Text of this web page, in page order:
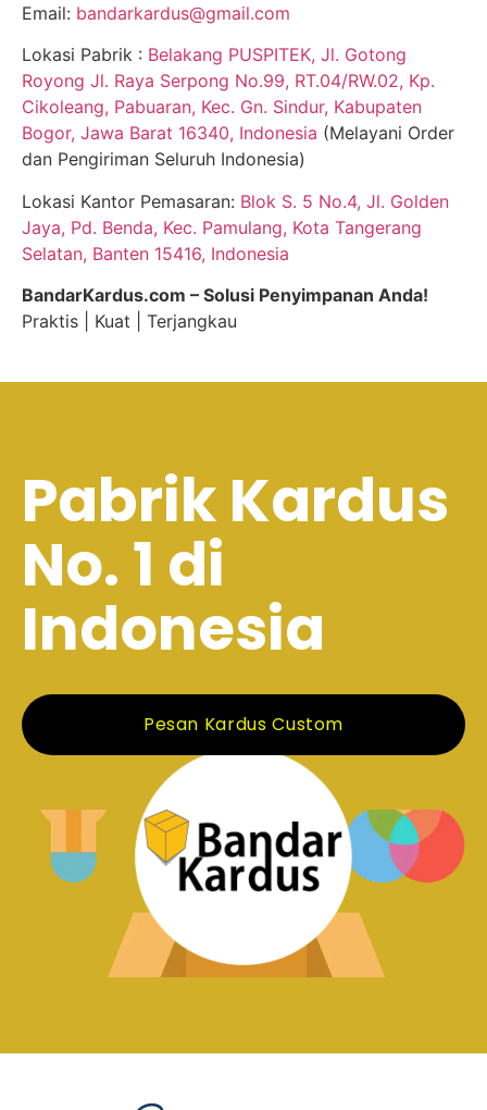
Email: bandarkardus@gmail.com
Lokasi Pabrik : Belakang PUSPITEK, Jl. Gotong
Royong Jl. Raya Serpong No.99, RT.04/RW.02, Kp.
Cikoleang, Pabuaran, Kec. Gn. Sindur, Kabupaten
Bogor, Jawa Barat 16340, Indonesia (Melayani Order
dan Pengiriman Seluruh Indonesia)
Lokasi Kantor Pemasaran: Blok S. 5 No.4, Jl. Golden
Jaya, Pd. Benda, Kec. Pamulang, Kota Tangerang
Selatan, Banten 15416, Indonesia
BandarKardus.com – Solusi Penyimpanan Anda!
Praktis | Kuat | Terjangkau
Pabrik Kardus
No. 1 di
Indonesia
Pesan Kardus Custom